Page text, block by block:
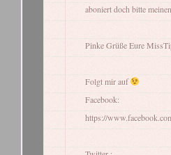
aboniert doch bitte
Pinke Grüße Eure
Folgt mir auf
Facebook:
https://